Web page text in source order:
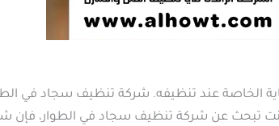
الخاصة عند تنظيفه. شركة تنظيف سجاد في
تبحث عن شركة تنظيف سجاد في الطوار، فإن